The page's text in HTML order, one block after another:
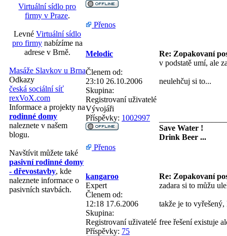
Virtuální sídlo pro
firmy v Praze.
Levné Virtuální sídlo
pro firmy nabízíme na
adrese v Brně.
Masáže Slavkov u Brna
Odkazy
česká sociální síť
rexVoX.com
Informace a projekty na
rodinné domy
naleznete v našem
blogu.
Navštívit můžete také
pasivní rodinné domy
- dřevostavby, kde
naleznete informace o
pasivních stavbách.
Přenos
Melodic Re: Zopakovaní
Členem od:
23:10 26.10.2006
Skupina:
Registrovaní uživatelé
Vývojáři
Příspěvky: 1002997
v podstatě umí, ale
neulehčuj si to...
Save Water !
Drink Beer ...
Přenos
kangaroo
Re: Zopakovaní
Expert
Členem od:
12:18 17.6.2006
Skupina:
Registrovaní uživatelé
Příspěvky: 75
zadara si to můžu
takže je to
free řešení existuje